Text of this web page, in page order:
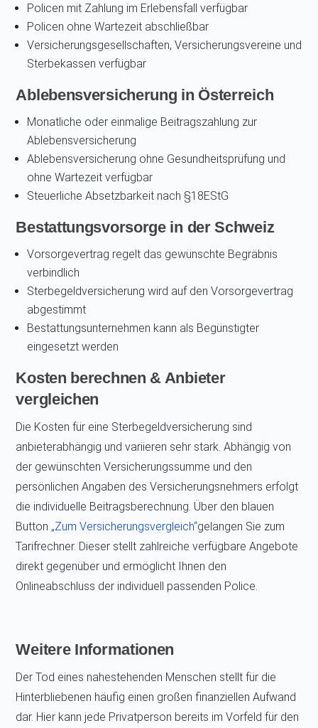
Policen mit Zahlung im Erlebensfall verfügbar
Policen ohne Wartezeit abschließbar
Versicherungsgesellschaften, Versicherungsvereine und
Sterbekassen verfügbar
Ablebensversicherung in Österreich
Monatliche oder einmalige Beitragszahlung zur
Ablebensversicherung
Ablebensversicherung ohne Gesundheitsprüfung und
ohne Wartezeit verfügbar
Steuerliche Absetzbarkeit nach §18EStG
Bestattungsvorsorge in der Schweiz
Vorsorgevertrag regelt das gewünschte Begräbnis
verbindlich
Sterbegeldversicherung wird auf den Vorsorgevertrag
abgestimmt
Bestattungsunternehmen kann als Begünstigter
eingesetzt werden
Kosten berechnen & Anbieter
vergleichen
Die Kosten für eine Sterbegeldversicherung sind
anbieterabhängig und variieren sehr stark. Abhängig von
der gewünschten Versicherungssumme und den
persönlichen Angaben des Versicherungsnehmers erfolgt
die individuelle Beitragsberechnung. Über den blauen
Button „Zum Versicherungsvergleich“gelangen Sie zum
Tarifrechner. Dieser stellt zahlreiche verfügbare Angebote
direkt gegenüber und ermöglicht Ihnen den
Onlineabschluss der individuell passenden Police.
Weitere Informationen
Der Tod eines nahestehenden Menschen stellt für die
Hinterbliebenen häufig einen großen finanziellen Aufwand
dar. Hier kann jede Privatperson bereits im Vorfeld für den